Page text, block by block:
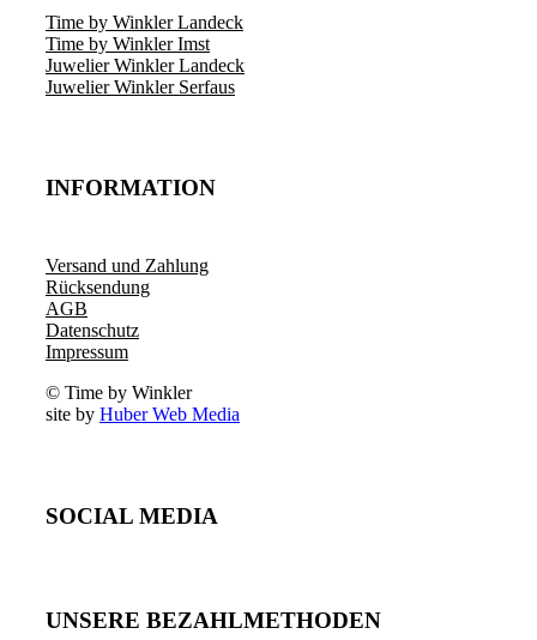
Time by Winkler Landeck
Time by Winkler Imst
Juwelier Winkler Landeck
Juwelier Winkler Serfaus
INFORMATION
Versand und Zahlung
Rücksendung
AGB
Datenschutz
Impressum
© Time by Winkler
site by Huber Web Media
SOCIAL MEDIA
UNSERE BEZAHLMETHODEN